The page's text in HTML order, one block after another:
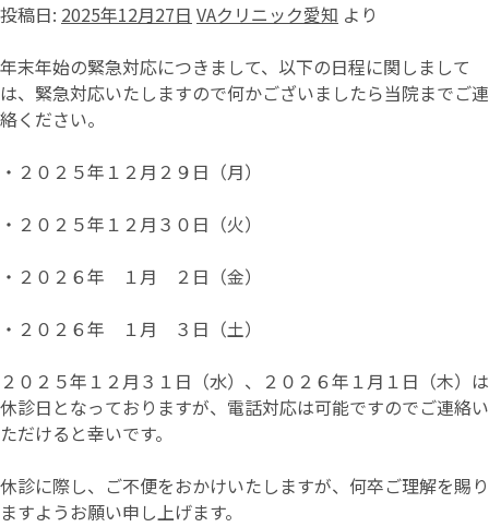
投稿日: 2025年12月27日 VAクリニック愛知 より
年末年始の緊急対応につきまして、以下の日程に関しまして
は、緊急対応いたしますので何かございましたら当院までご連
絡ください。
・２０２５年１２月２９日（月）
・２０２５年１２月３０日（火）
・２０２６年 １月 ２日（金）
・２０２６年 １月 ３日（土）
２０２５年１２月３１日（水）、２０２６年１月１日（木）は
休診日となっておりますが、電話対応は可能ですのでご連絡い
ただけると幸いです。
休診に際し、ご不便をおかけいたしますが、何卒ご理解を賜り
ますようお願い申し上げます。